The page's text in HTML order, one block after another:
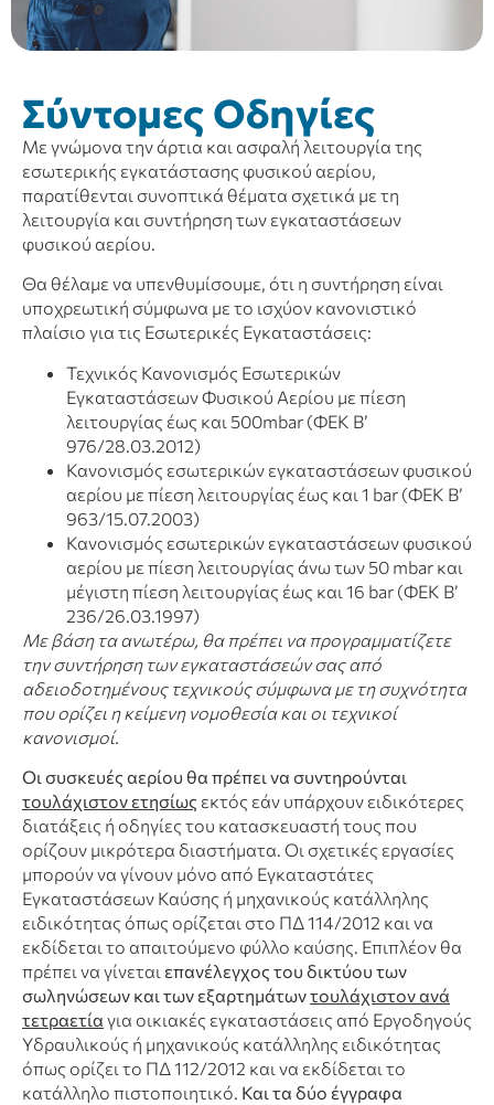
Σύντομες Οδηγίες
Με γνώμονα την άρτια και ασφαλή λειτουργία της
εσωτερικής εγκατάστασης φυσικού αερίου,
παρατίθενται συνοπτικά θέματα σχετικά με τη
λειτουργία και συντήρηση των εγκαταστάσεων
φυσικού αερίου.
Θα θέλαμε να υπενθυμίσουμε, ότι η συντήρηση είναι
υποχρεωτική σύμφωνα με το ισχύον κανονιστικό
πλαίσιο για τις Εσωτερικές Εγκαταστάσεις:
Τεχνικός Κανονισμός Εσωτερικών
Εγκαταστάσεων Φυσικού Αερίου με πίεση
λειτουργίας έως και 500mbar (ΦΕΚ Β’
976/28.03.2012)
Κανονισμός εσωτερικών εγκαταστάσεων φυσικού
αερίου με πίεση λειτουργίας έως και 1 bar (ΦΕΚ Β’
963/15.07.2003)
Κανονισμός εσωτερικών εγκαταστάσεων φυσικού
αερίου με πίεση λειτουργίας άνω των 50 mbar και
μέγιστη πίεση λειτουργίας έως και 16 bar (ΦΕΚ Β’
236/26.03.1997)
Με βάση τα ανωτέρω, θα πρέπει να προγραμματίζετε
την συντήρηση των εγκαταστάσεών σας από
αδειοδοτημένους τεχνικούς σύμφωνα με τη συχνότητα
που ορίζει η κείμενη νομοθεσία και οι τεχνικοί
κανονισμοί.
Οι συσκευές αερίου θα πρέπει να συντηρούνται
τουλάχιστον ετησίως εκτός εάν υπάρχουν ειδικότερες
διατάξεις ή οδηγίες του κατασκευαστή τους που
ορίζουν μικρότερα διαστήματα. Οι σχετικές εργασίες
μπορούν να γίνουν μόνο από Εγκαταστάτες
Εγκαταστάσεων Καύσης ή μηχανικούς κατάλληλης
ειδικότητας όπως ορίζεται στο ΠΔ 114/2012 και να
εκδίδεται το απαιτούμενο φύλλο καύσης. Επιπλέον θα
πρέπει να γίνεται επανέλεγχος του δικτύου των
σωληνώσεων και των εξαρτημάτωντουλάχιστον ανά
τετραετία για οικιακές εγκαταστάσεις από Εργοδηγούς
Υδραυλικούς ή μηχανικούς κατάλληλης ειδικότητας
όπως ορίζει το ΠΔ 112/2012 και να εκδίδεται το
κατάλληλο πιστοποιητικό. Και τα δύο έγγραφα